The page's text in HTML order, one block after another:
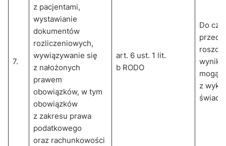
7.
z pacjentami,
wystawianie
dokumentów
rozliczeniowych,
wywiązywanie się
z nałożonych
prawem
obowiązków, w tym
obowiązków
z zakresu prawa
podatkowego
oraz rachunkowości
art. 6 ust. 1 lit.
b RODO
Do
z